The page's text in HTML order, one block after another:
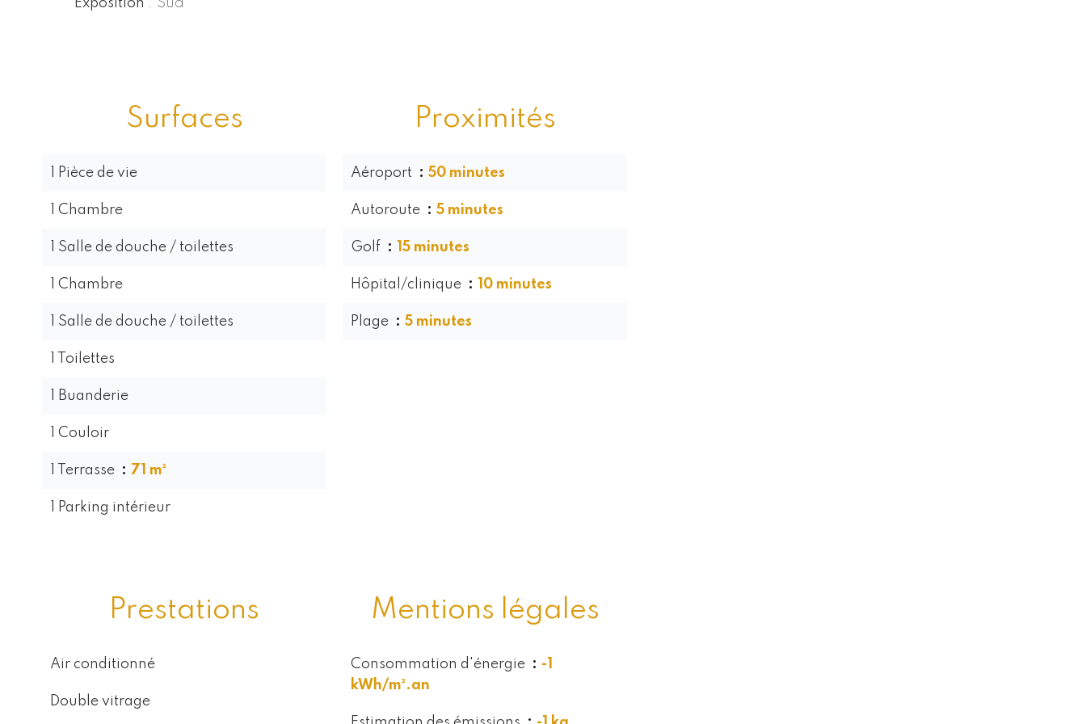
Exposition Sud
Surfaces
1 Pièce de vie
1 Chambre
1 Salle de douche / toilettes
1 Chambre
1 Salle de douche / toilettes
1 Toilettes
1 Buanderie
1 Couloir
1 Terrasse 71 m²
1 Parking intérieur
Proximités
Aéroport 50 minutes
Autoroute 5 minutes
Golf 15 minutes
Hôpital/clinique 10 minutes
Plage 5 minutes
Prestations
Air conditionné
Double vitrage
Mentions légales
Consommation d'énergie
-1
kWh/m².an